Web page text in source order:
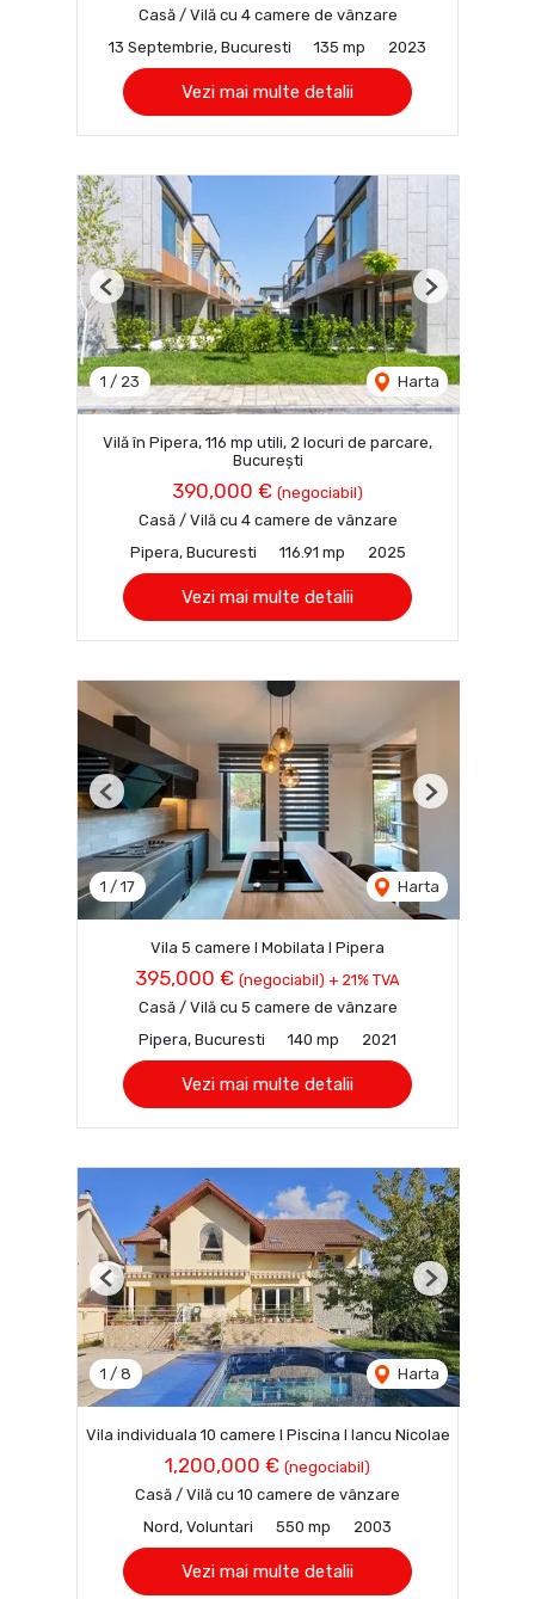
Casă / Vilă cu 4 camere de vânzare
13 Septembrie, Bucuresti
135 mp 2023
Vezi mai multe detalii
1 / 23 Harta
Previous Next
Vilă în Pipera, 116 mp utili, 2 locuri de parcare,
București
390,000 € (negociabil)
Casă / Vilă cu 4 camere de vânzare
Pipera, Bucuresti
116.91 mp 2025
Vezi mai multe detalii
1 / 17 Harta
Previous Next
Vila 5 camere I Mobilata I Pipera
395,000 € (negociabil) + 21% TVA
Casă / Vilă cu 5 camere de vânzare
Pipera, Bucuresti
140 mp 2021
Vezi mai multe detalii
1 / 8 Harta
Previous Next
Vila individuala 10 camere I Piscina I Iancu Nicolae
1,200,000 € (negociabil)
Casă / Vilă cu 10 camere de vânzare
Nord, Voluntari
550 mp 2003
Vezi mai multe detalii